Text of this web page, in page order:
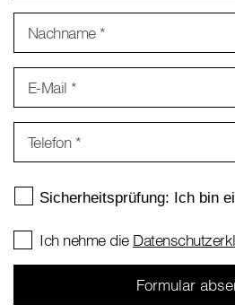
Nachname *
E-Mail *
Telefon *
Ich nehme die